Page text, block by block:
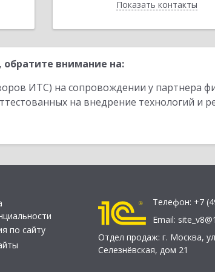
Показать контакты
Назад
внимание на:
ИТС) на сопровождении у партнера
на внедрение технологий и
по сайту
Телефон: +7
Email:
Отдел продаж: г. Москва,
Селезнёвская, дом 21